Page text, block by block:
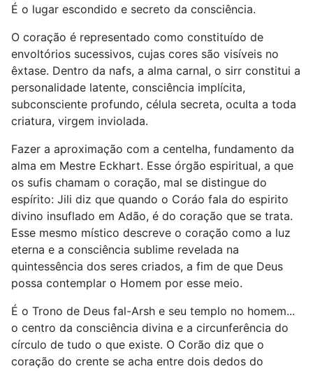
É o lugar escondido e secreto da consciência.
O coração é representado como constituído de
envoltórios sucessivos, cujas cores são visíveis no
êxtase. Dentro da nafs, a alma carnal, o sirr constitui a
personalidade latente, consciência implícita,
subconsciente profundo, célula secreta, oculta a toda
criatura, virgem inviolada.
Fazer a aproximação com a centelha, fundamento da
alma em Mestre Eckhart. Esse órgão espiritual, a que
os sufis chamam o coração, mal se distingue do
espírito: Jili diz que quando o Coráo fala do espirito
divino insuflado em Adão, é do coração que se trata.
Esse mesmo místico descreve o coração como a luz
eterna e a consciência sublime revelada na
quintessência dos seres criados, a fim de que Deus
possa contemplar o Homem por esse meio.
É o Trono de Deus fal-Arsh e seu templo no homem...
o centro da consciência divina e a circunferência do
círculo de tudo o que existe. O Corão diz que o
coração do crente se acha entre dois dedos do